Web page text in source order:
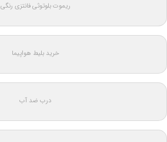
ریموت بلوتوثی فانتزی رنگی
خرید بلیط هواپیما
درب ضد آب